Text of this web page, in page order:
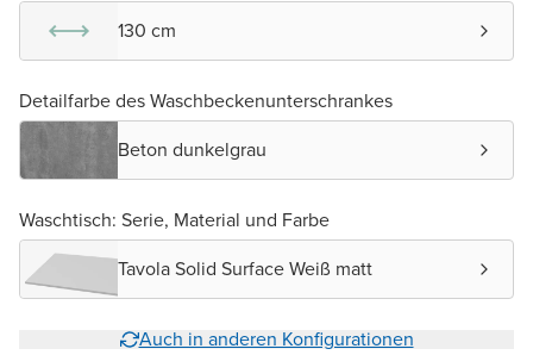
130 cm
Detailfarbe des Waschbeckenunterschrankes
Beton dunkelgrau
Waschtisch: Serie, Material und Farbe
Tavola Solid Surface Weiß matt
Auch in anderen Konfigurationen